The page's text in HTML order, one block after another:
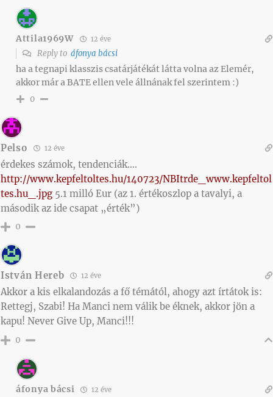
Attila1969W 12 éve
Reply to áfonya bácsi
ha a tegnapi klasszis csatárjátékát látta volna az Elemér,
akkor már a BATE ellen vele állnának fel szerintem :)
0
Pelso 12 éve
érdekes számok, tendenciák….
http://www.kepfeltoltes.hu/140723/NBItrde_www.kepfeltol
tes.hu_.jpg 5.1 milló Eur (az 1. értékoszlop a tavalyi, a
második az ide csapat „érték”)
0
István Hereb 12 éve
Akkor a kis elkalandozás a fő témától, ahogy azt írtátok is:
Rettegj, Szabi! Ha Manci nem válik be éknek, akkor jön a
kapu! Never Give Up, Manci!!!
0
áfonya bácsi 12 éve